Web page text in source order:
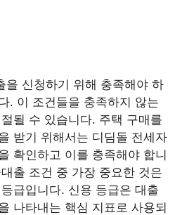
을 신청하기 위해 충족해야 하
. 이 조건들을 충족하지 않는
될 수 있습니다. 주택 구매를
받기 위해서는 디딤돌 전세자
확인하고 이를 충족해야 합니
출 조건 중 가장 중요한 것은
급입니다. 신용 등급은 대출
나타내는 핵심 지표로 사용되